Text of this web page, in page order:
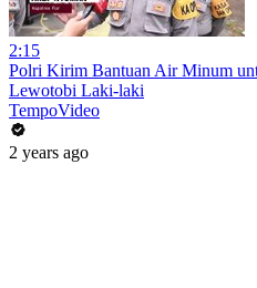
2:15
Polri Kirim Bantuan Air Minum
Lewotobi Laki-laki
TempoVideo
2 years ago